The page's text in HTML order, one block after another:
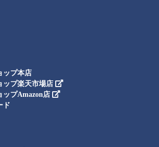
ップ本店
ップ楽天市場店
ップAmazon店
ド